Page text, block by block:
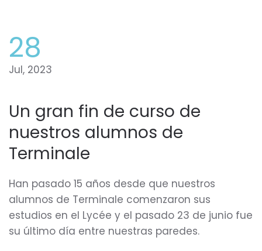
28
Jul, 2023
Un gran fin de curso de
nuestros alumnos de
Terminale
Han pasado 15 años desde que nuestros
alumnos de Terminale comenzaron sus
estudios en el Lycée y el pasado 23 de junio fue
su último día entre nuestras paredes.